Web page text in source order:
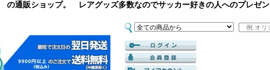
の通販ショップ。 レアグッズ多数なのでサッカー好きの人へのプレゼ